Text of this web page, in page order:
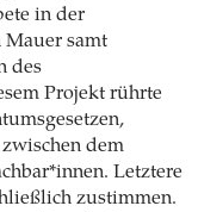
in der
Mauer samt
des
Projekt rührte
dem
Letztere
zustimmen.